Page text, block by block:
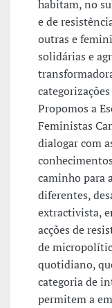
habitam, no
e de
outras e
solidárias e
Propomos a
Feministas
dialogar com
caminho para
diferentes,
extractivista,
acções de
de
quotidiano,
categoria de
permitem a